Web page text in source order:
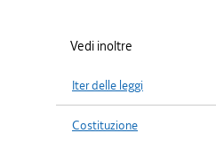
Vedi inoltre
Iter delle leggi
Costituzione